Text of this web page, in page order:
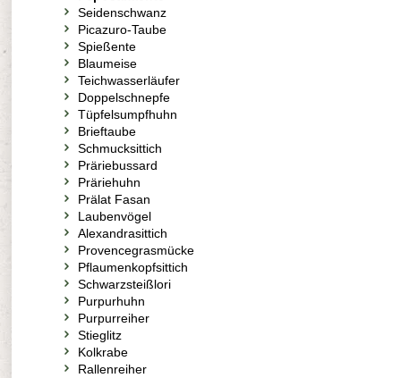
Seidenschwanz
Picazuro-Taube
Spießente
Blaumeise
Teichwasserläufer
Doppelschnepfe
Tüpfelsumpfhuhn
Brieftaube
Schmucksittich
Präriebussard
Präriehuhn
Prälat Fasan
Laubenvögel
Alexandrasittich
Provencegrasmücke
Pflaumenkopfsittich
Schwarzsteißlori
Purpurhuhn
Purpurreiher
Stieglitz
Kolkrabe
Rallenreiher